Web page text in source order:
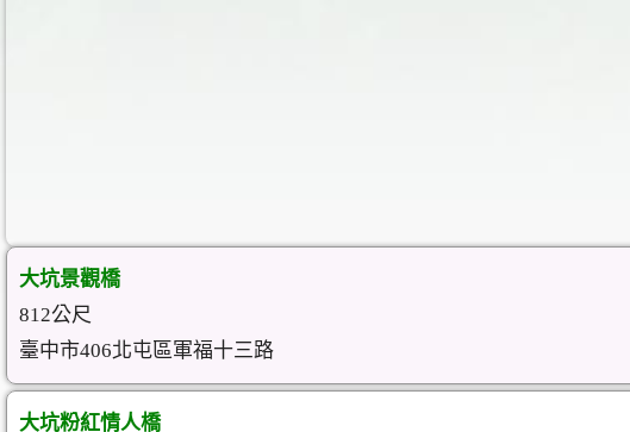
大坑景觀橋
812公尺
臺中市406北屯區軍福十三路
大坑粉紅情人橋